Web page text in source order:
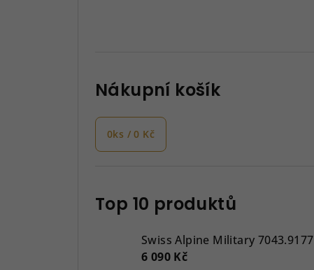
Nákupní košík
0ks /0 Kč
Top 10 produktů
Swiss Alpine Military 7043.9177
6 090 Kč